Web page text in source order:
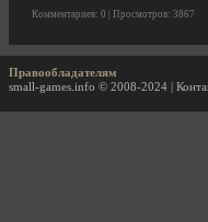
Комментариев: 0 | Просмотров: 3867
Правообладателям
small-games.info © 2008-2024 |